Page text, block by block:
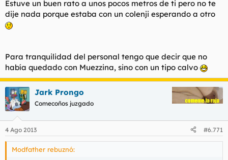
Estuve un buen rato a unos pocos metros de ti pero no te
dije nada porque estaba con un colenji esperando a otro
Para tranquilidad del personal tengo que decir que no
había quedado con Muezzina, sino con un tipo calvo
Jark Prongo
Comecoños juzgado
4 Ago 2013 #6.771
Modfather rebuznó: